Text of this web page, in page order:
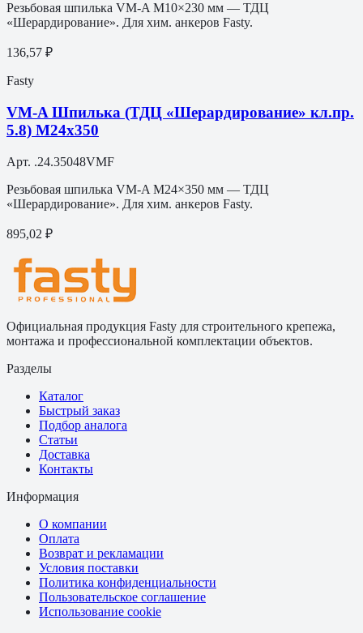
Резьбовая шпилька VM-A M10×230 мм — ТДЦ
«Шерардирование». Для хим. анкеров Fasty.
136,57 ₽
Fasty
VM-A Шпилька (ТДЦ «Шерардирование» кл.пр.
5.8) M24х350
Арт. .24.35048VMF
Резьбовая шпилька VM-A M24×350 мм — ТДЦ
«Шерардирование». Для хим. анкеров Fasty.
895,02 ₽
Официальная продукция Fasty для строительного крепежа,
монтажа и профессиональной комплектации объектов.
Разделы
Каталог
Быстрый заказ
Подбор аналога
Статьи
Доставка
Контакты
Информация
О компании
Оплата
Возврат и рекламации
Условия поставки
Политика конфиденциальности
Пользовательское соглашение
Использование cookie